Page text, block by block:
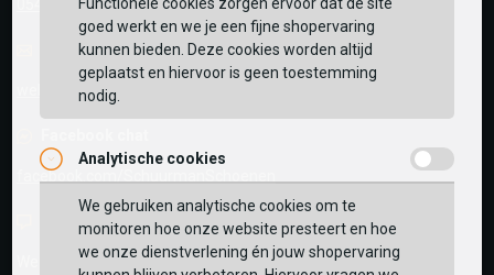
0545-280081
E-mail Antwoord binnen 24 uur
webshop@schuurman-schoenen.nl
facebook.com/SchuurmanSchoenen
We zijn beschikbaar voor al je vragenKlik hier.
Functionele cookies zorgen ervoor dat de site
goed werkt en we je een fijne shopervaring
kunnen bieden. Deze cookies worden altijd
geplaatst en hiervoor is geen toestemming
nodig.
Analytische cookies
We gebruiken analytische cookies om te
monitoren hoe onze website presteert en hoe
we onze dienstverlening én jouw shopervaring